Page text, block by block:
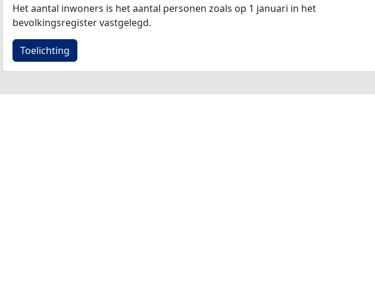
Het aantal inwoners is het aantal personen zoals op 1 januari in het
bevolkingsregister vastgelegd.
Toelichting